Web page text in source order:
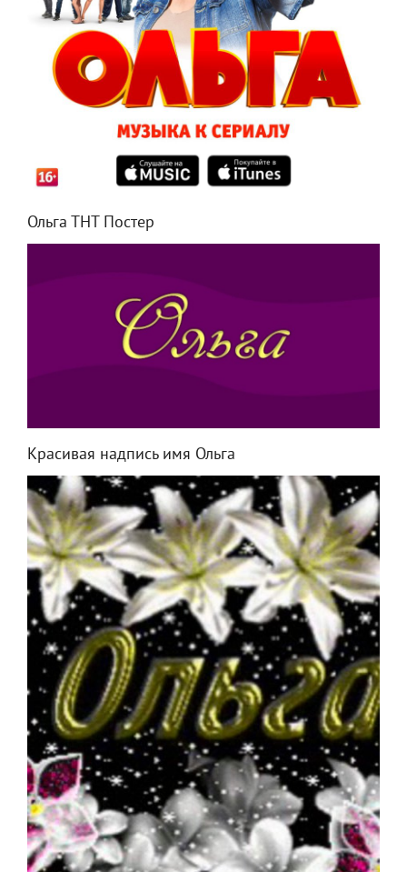
Ольга ТНТ Постер
Красивая надпись имя Ольга